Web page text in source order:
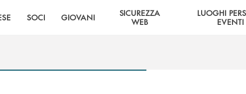
SOCI GIOVANI
SICUREZZA
WEB
LUOGHI
EVENTI